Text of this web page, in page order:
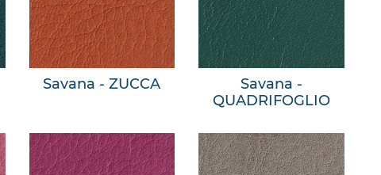
Savana - ZUCCA
Savana -
QUADRIFOGLIO